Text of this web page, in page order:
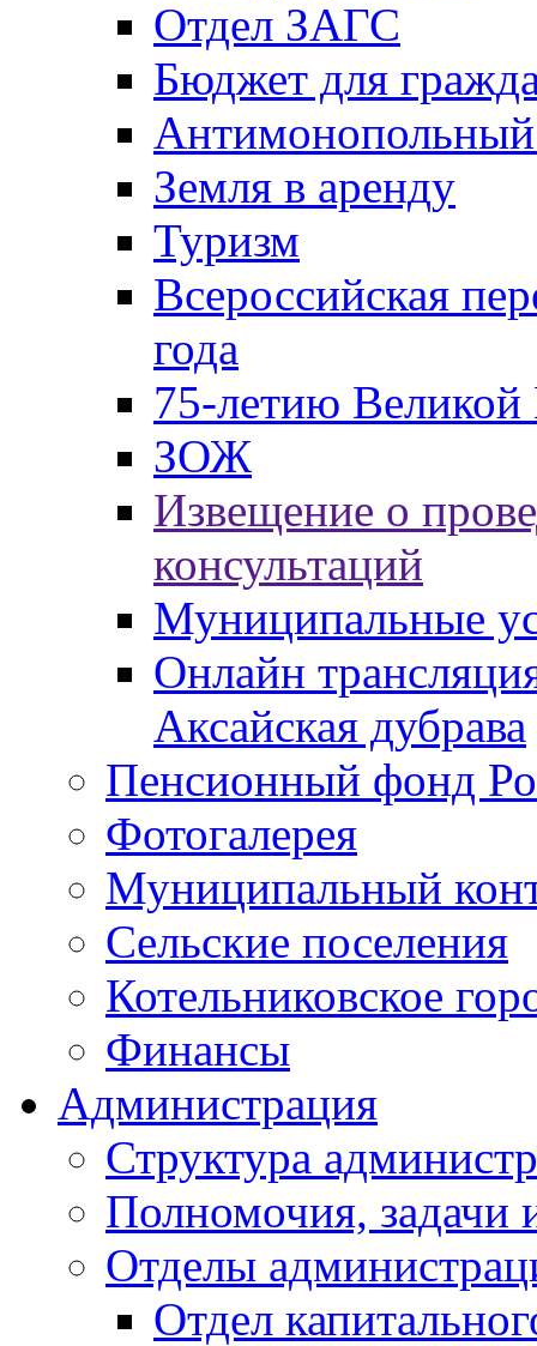
Отдел ЗАГС
Бюджет для
Антимонопольный
Земля в аренду
Туризм
Всероссийская
года
75-летию
ЗОЖ
Извещение о
консультаций
Муниципальные
Онлайн
Аксайская дубрава
Пенсионный фонд
Фотогалерея
Муниципальный
Сельские поселения
Котельниковское
Финансы
Администрация
Структура
Полномочия, задачи
Отделы
Отдел